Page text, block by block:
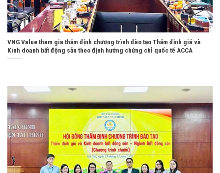
VNG Value tham gia thẩm định chương trình đào tạo Thẩm định giá và
Kinh doanh bất động sản theo định hướng chứng chỉ quốc tế ACCA